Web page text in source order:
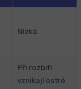
Nízká
Při rozbití
vznikají ostré